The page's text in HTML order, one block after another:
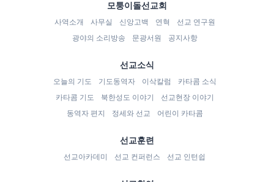
모퉁이돌선교회
사역소개 사무실 신앙고백 연혁
선교 연구원
광야의 소리방송
문광서원 공지사항
선교소식
오늘의 기도 기도동역자 이삭칼럼
카타콤 소식
카타콤 기도
북한성도 이야기
선교현장 이야기
동역자 편지
정세와 선교 어린이 카타콤
선교훈련
선교아카데미 선교 컨퍼런스 선교 인턴쉽